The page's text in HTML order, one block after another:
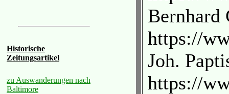
Historische
Zeitungsartikel
zu Auswanderungen nach
Baltimore
Bernhard
https://
Joh.
https://